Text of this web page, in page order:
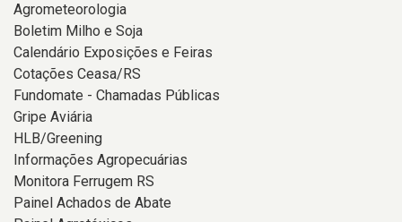
Agrometeorologia
Boletim Milho e Soja
Calendário Exposições e Feiras
Cotações Ceasa/RS
Fundomate - Chamadas Públicas
Gripe Aviária
HLB/Greening
Informações Agropecuárias
Monitora Ferrugem RS
Painel Achados de Abate